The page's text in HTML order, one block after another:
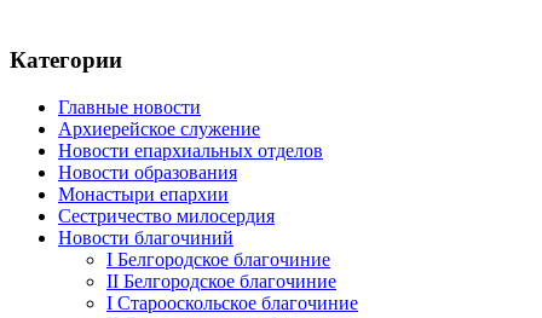
Категории
Главные новости
Архиерейское служение
Новости епархиальных отделов
Новости образования
Монастыри епархии
Сестричество милосердия
Новости благочиний
I Белгородское благочиние
II Белгородское благочиние
I Старооскольское благочиние